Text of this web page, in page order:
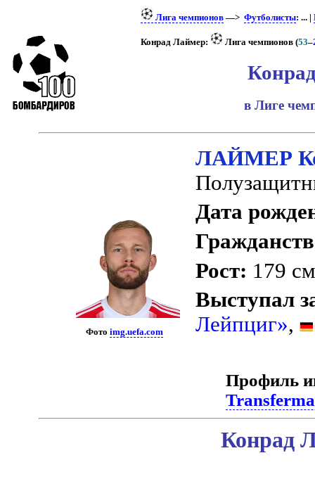
Лига чемпионов —> Футболисты: ... |
Конрад Лаймер: Лига чемпионов (53–
в Лиге
Фотоimg.uefa.com
ЛАЙМЕР
Дата
Рост: 179
Выступал
Лейпциг»,
Профиль
Конрад